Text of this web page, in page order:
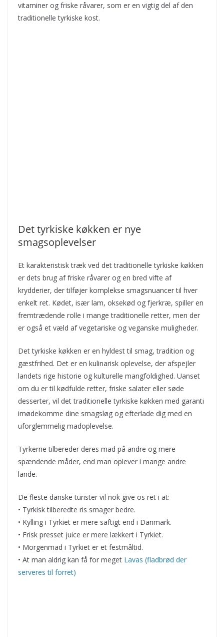
vitaminer og friske råvarer, som er en vigtig del af den
traditionelle tyrkiske kost.
Det tyrkiske køkken er nye
smagsoplevelser
Et karakteristisk træk ved det traditionelle tyrkiske køkken
er dets brug af friske råvarer og en bred vifte af
krydderier, der tilføjer komplekse smagsnuancer til hver
enkelt ret. Kødet, især lam, oksekød og fjerkræ, spiller en
fremtrædende rolle i mange traditionelle retter, men der
er også et væld af vegetariske og veganske muligheder.
Det tyrkiske køkken er en hyldest til smag, tradition og
gæstfrihed. Det er en kulinarisk oplevelse, der afspejler
landets rige historie og kulturelle mangfoldighed. Uanset
om du er til kødfulde retter, friske salater eller søde
desserter, vil det traditionelle tyrkiske køkken med garanti
imødekomme dine smagsløg og efterlade dig med en
uforglemmelig madoplevelse.
Tyrkerne tilbereder deres mad på andre og mere
spændende måder, end man oplever i mange andre
lande.
De fleste danske turister vil nok give os ret i at:
• Tyrkisk tilberedte ris smager bedre.
• Kylling i Tyrkiet er mere saftigt end i Danmark.
• Frisk presset juice er mere lækkert i Tyrkiet.
• Morgenmad i Tyrkiet er et festmåltid.
• At man aldrig kan få for meget Lavas (fladbrød der
serveres til forret)